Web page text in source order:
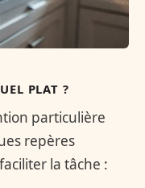
PLAT ?
particulière
repères
la tâche :